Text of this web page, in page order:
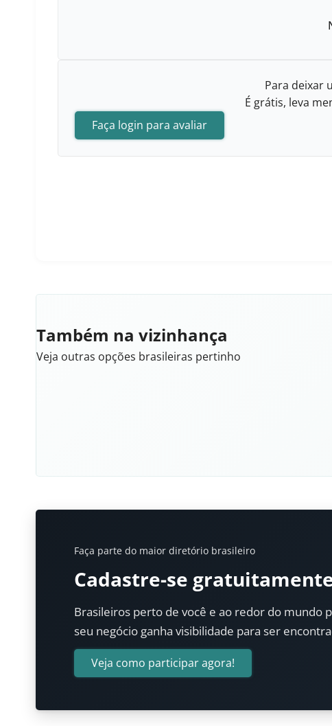
Para deixar
É grátis, leva
Faça login para avaliar
Também na vizinhança
Veja outras opções brasileiras pertinho
Faça parte do maior diretório brasileiro
Cadastre-se
Brasileiros perto de você e ao redor do mundo
seu negócio ganha visibilidade para ser
Veja como participar agora!